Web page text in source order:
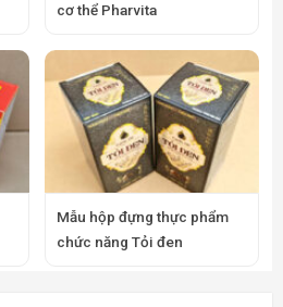
cơ thể Pharvita
Mẫu hộp đựng thực phẩm
chức năng Tỏi đen